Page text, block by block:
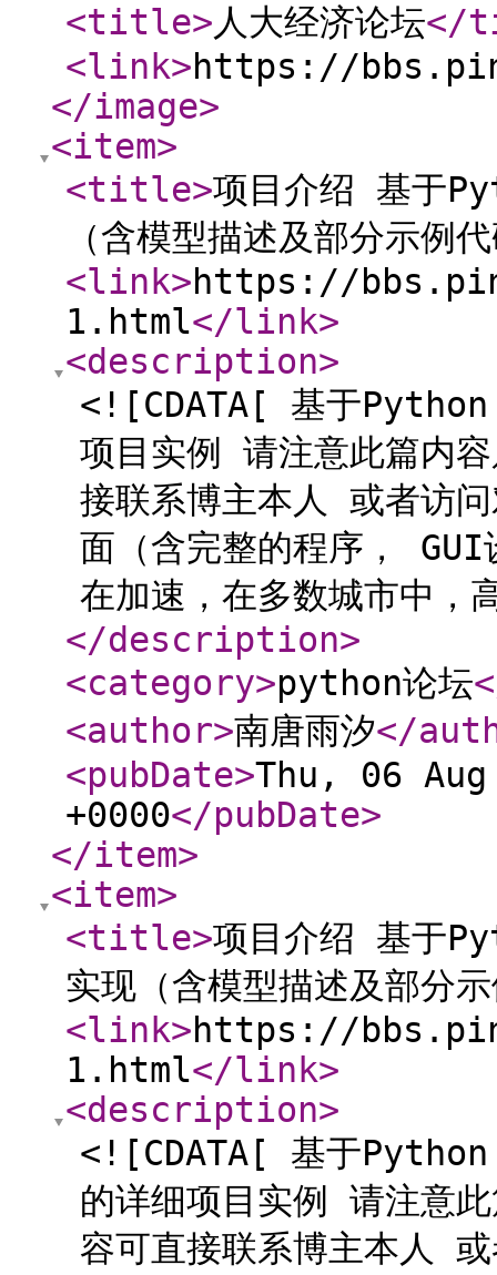
<title>人大经济论坛</
<link>https://
</image>
<item>
<title>项目介绍 基于
（含模型描述及部分示例
<link>https://
1.html</link>
<description>
<![CDATA[ 基于Python
项目实例 请注意此篇内
接联系博主本人 或者访
面（含完整的程序，
在加速，在多数城市中
</description>
<category>python论坛
<author>南唐雨汐</
<pubDate>Thu, 06
+0000</pubDate>
</item>
<item>
<title>项目介绍 基于
实现（含模型描述及部分
<link>https://
1.html</link>
<description>
<![CDATA[ 基于Python
的详细项目实例 请注意
容可直接联系博主本人